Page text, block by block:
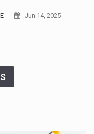
Jun 14, 2025